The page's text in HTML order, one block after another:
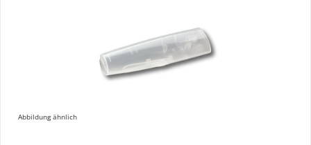
Abbildung ähnlich